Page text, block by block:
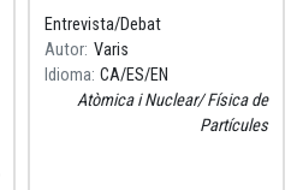
Bello, comissària i directora
d’
Arts at CERN
Latorre, assessor científic de
l’exposició; i els artist
Entrevista/Debat
Autor Varis
Idioma CA ES EN
Atòmica i Nuclear Física de
Partícules